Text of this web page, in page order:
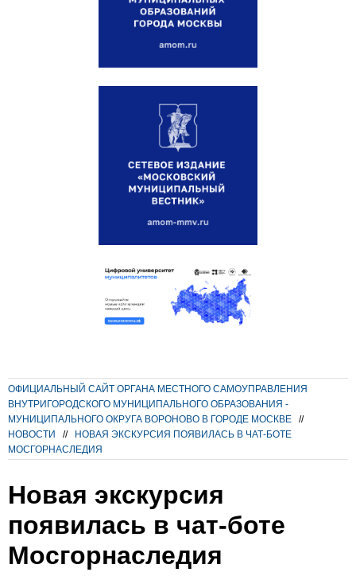
ОФИЦИАЛЬНЫЙ САЙТ ОРГАНА МЕСТНОГО САМОУПРАВЛЕНИЯ
ВНУТРИГОРОДСКОГО МУНИЦИПАЛЬНОГО ОБРАЗОВАНИЯ -
МУНИЦИПАЛЬНОГО ОКРУГА ВОРОНОВО В ГОРОДЕ МОСКВЕ
//
НОВОСТИ
//
НОВАЯ ЭКСКУРСИЯ ПОЯВИЛАСЬ В ЧАТ-БОТЕ
МОСГОРНАСЛЕДИЯ
Новая экскурсия
появилась в чат-боте
Мосгорнаследия